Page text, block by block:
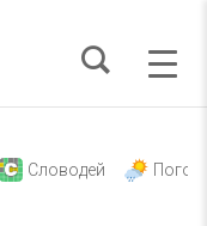
Словодей